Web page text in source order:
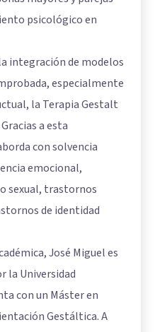
psicológico en
integración de modelos
especialmente
la Terapia Gestalt
a esta
con solvencia
emocional,
sexual, trastornos
de identidad
José Miguel es
la Universidad
con un Máster en
Gestáltica. A